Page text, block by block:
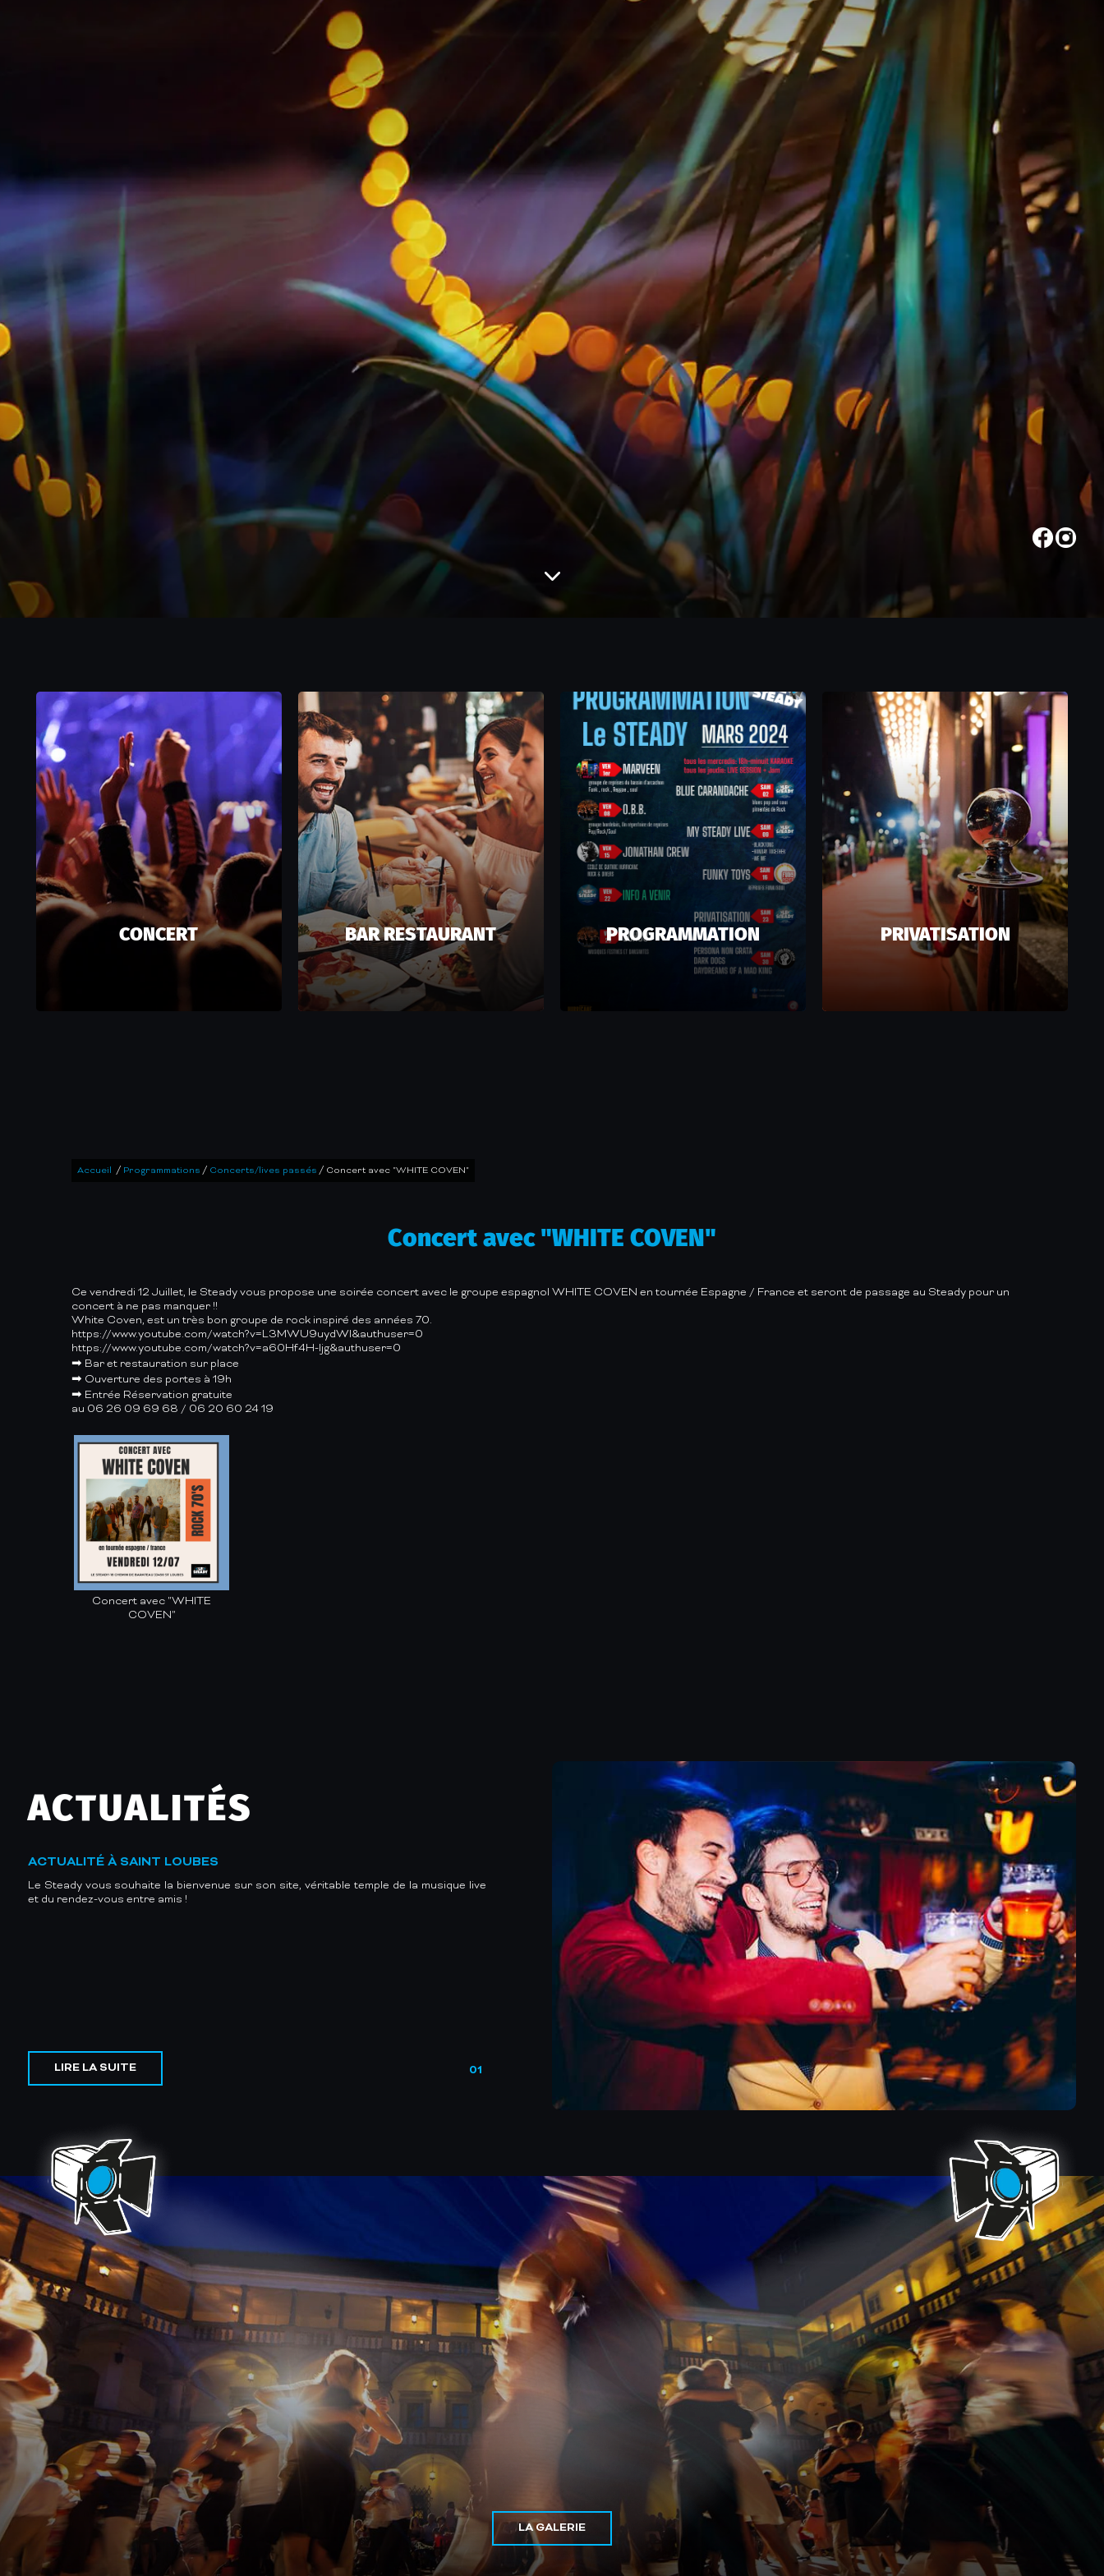
CONCERT BAR RESTAURANT PROGRAMMATION PRIVATISATION
Accueil / Programmations / Concerts/lives passés / Concert avec "WHITE COVEN"
Concert avec "WHITE COVEN"
Ce vendredi 12 Juillet, le Steady vous propose une soirée concert avec le groupe espagnol WHITE COVEN en tournée Espagne / France et seront de passage au Steady pour un
concert à ne pas manquer !!
White Coven, est un très bon groupe de rock inspiré des années 70.
https://www.youtube.com/watch?v=L3MWU9uydWI&authuser=0
https://www.youtube.com/watch?v=a60Hf4H-Ijg&authuser=0
➡ Bar et restauration sur place
➡ Ouverture des portes à 19h
➡ Entrée Réservation gratuite
au 06 26 09 69 68 / 06 20 60 24 19
Concert avec "WHITE
COVEN"
ACTUALITÉS
ACTUALITÉ À SAINT LOUBES
Le Steady vous souhaite la bienvenue sur son site, véritable temple de la musique live
et du rendez-vous entre amis !
LIRE LA SUITE 01
LA GALERIE